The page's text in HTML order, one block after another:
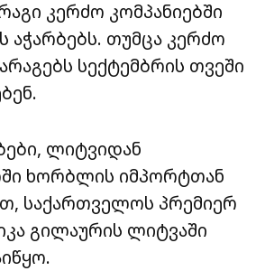
კერძო კომპანიებში
აჭარბებს. თუმცა კერძო
სექტემბრის თვეში
ლიტვიდან
ხორბლის იმპორტთან
საქართველოს პრემიერ
გილაურის ლიტვაში